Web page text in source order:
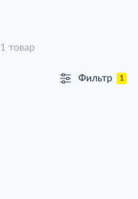
1 товар
Фильтр 1